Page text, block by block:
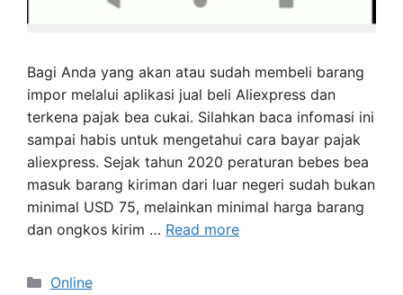
Bagi Anda yang akan atau sudah membeli barang
impor melalui aplikasi jual beli Aliexpress dan
terkena pajak bea cukai. Silahkan baca infomasi ini
sampai habis untuk mengetahui cara bayar pajak
aliexpress. Sejak tahun 2020 peraturan bebes bea
masuk barang kiriman dari luar negeri sudah bukan
minimal USD 75, melainkan minimal harga barang
dan ongkos kirim … Read more
Categories
Online